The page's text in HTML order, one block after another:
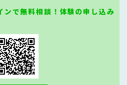
ンで無料相談！体験の申し込み